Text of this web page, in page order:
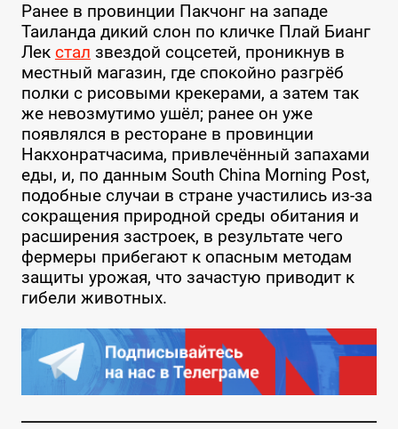
Ранее в провинции Пакчонг на западе
Таиланда дикий слон по кличке Плай Бианг
Лек стал звездой соцсетей, проникнув в
местный магазин, где спокойно разгрёб
полки с рисовыми крекерами, а затем так
же невозмутимо ушёл; ранее он уже
появлялся в ресторане в провинции
Накхонратчасима, привлечённый запахами
еды, и, по данным South China Morning Post,
подобные случаи в стране участились из-за
сокращения природной среды обитания и
расширения застроек, в результате чего
фермеры прибегают к опасным методам
защиты урожая, что зачастую приводит к
гибели животных.